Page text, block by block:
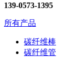
139-0573-1395
所有产品
碳纤维棒
碳纤维管